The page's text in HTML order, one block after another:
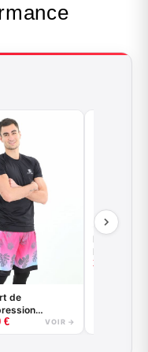
de
- Good
€ VOIR →
Kit
Maillot
short
35,00